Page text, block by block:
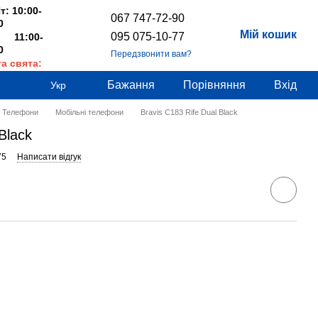
10:00-
свята:
067 747-72-90
095 075-10-77
Передзвонити вам?
Мій кошик
Укр Бажання Порівняння Вхід
Телефони Мобільні телефони Bravis C183 Rife Dual Black
Написати відгук